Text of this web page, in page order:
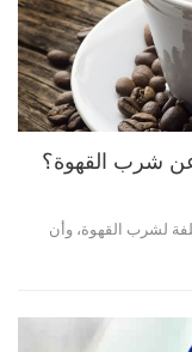
شرب القهوة؟
لشرب القهوة، وأن